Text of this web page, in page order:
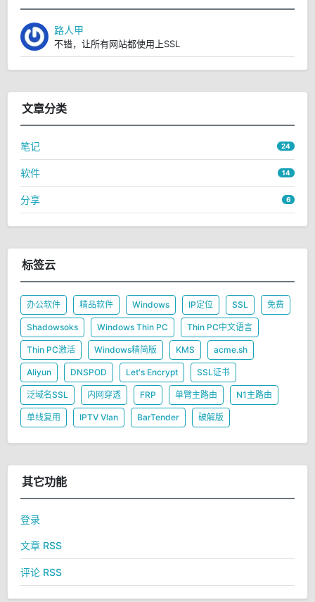
路人甲
不错，让所有网站都使用上SSL
文章分类
笔记 24
软件 14
分享 6
标签云
办公软件 精品软件 Windows IP定位 SSL 免费
Shadowsoks Windows Thin PC Thin PC中文语言
Thin PC激活 Windows精简版 KMS acme.sh
Aliyun DNSPOD Let's Encrypt SSL证书
泛域名SSL 内网穿透 FRP 单臂主路由 N1主路由
单线复用 IPTV Vlan BarTender 破解版
其它功能
登录
文章 RSS
评论 RSS